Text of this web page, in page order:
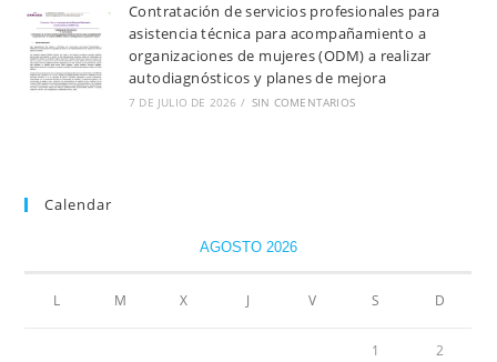
Contratación de servicios profesionales para
asistencia técnica para acompañamiento a
organizaciones de mujeres (ODM) a realizar
autodiagnósticos y planes de mejora
7 DE JULIO DE 2026 / SIN COMENTARIOS
Calendar
AGOSTO 2026
L M X J V S D
1 2